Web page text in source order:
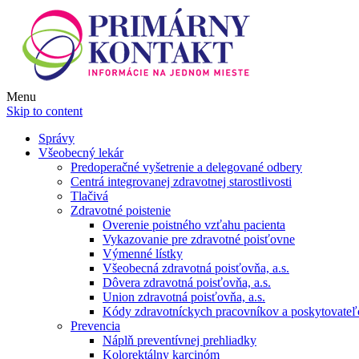
Menu
Skip to content
Správy
Všeobecný lekár
Predoperačné vyšetrenie a delegované odbery
Centrá integrovanej zdravotnej starostlivosti
Tlačivá
Zdravotné poistenie
Overenie poistného vzťahu pacienta
Vykazovanie pre zdravotné poisťovne
Výmenné lístky
Všeobecná zdravotná poisťovňa, a.s.
Dôvera zdravotná poisťovňa, a.s.
Union zdravotná poisťovňa, a.s.
Kódy zdravotníckych pracovníkov a
Prevencia
Náplň preventívnej prehliadky
Kolorektálny karcinóm